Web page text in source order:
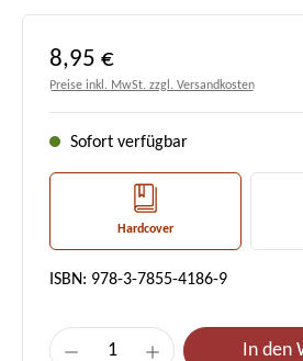
Regulärer Preis:
8,95 €
Preise inkl. MwSt. zzgl. Versandkosten
Sofort verfügbar
Hardcover
ISBN: 978-3-7855-4186-9
Produkt Anzahl: GibIn den